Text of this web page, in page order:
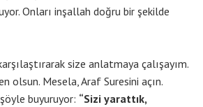
Onları inşallah doğru bir şekilde
size anlatmaya çalışayım.
olsun. Mesela, Araf Suresini açın.
buyuruyor: “Sizi yarattık,